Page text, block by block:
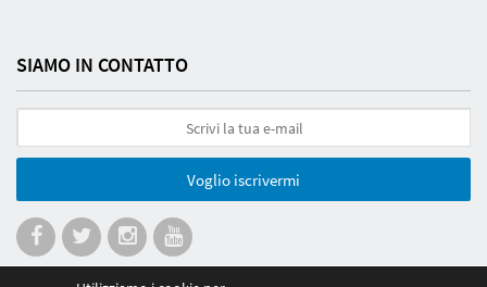
SIAMO IN CONTATTO
Voglio iscrivermi